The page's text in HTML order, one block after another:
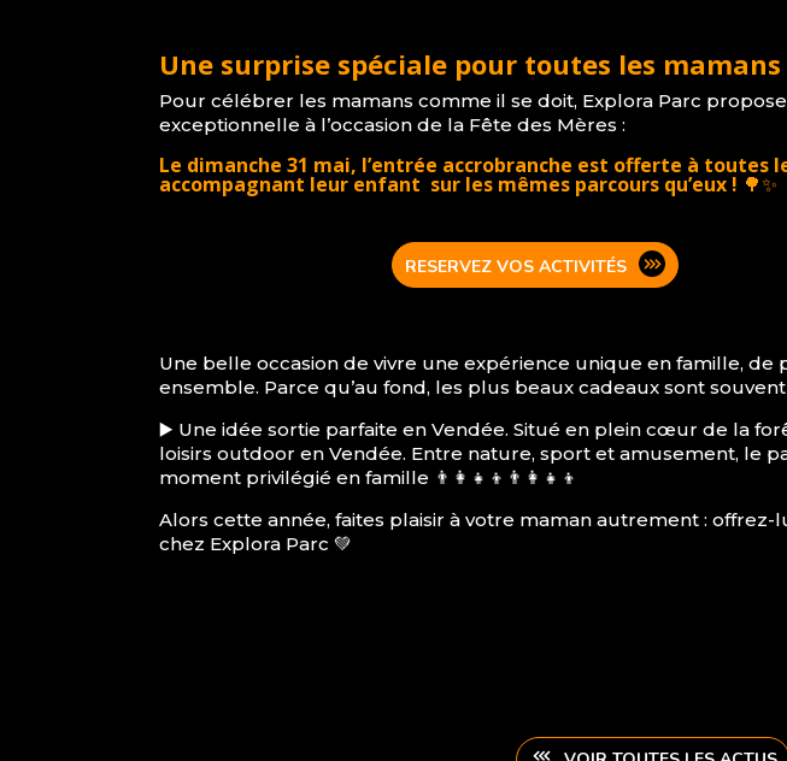
Une surprise spéciale pour toutes les mamans
Pour célébrer les mamans comme il se doit, Explora Parc
exceptionnelle à l’occasion de la Fête des Mères :
Le dimanche 31 mai, l’entrée accrobranche est offerte à toutes
accompagnant leur enfant sur les mêmes parcours qu’eux ! 🌳✨
RESERVEZ VOS ACTIVITÉS
Une belle occasion de vivre une expérience unique en famille,
ensemble. Parce qu’au fond, les plus beaux cadeaux sont
▶️ Une idée sortie parfaite en Vendée. Situé en plein cœur de la
loisirs outdoor en Vendée. Entre nature, sport et amusement, le
moment privilégié en famille 👨‍👩‍👧‍👦👨‍👩‍👧‍👦
Alors cette année, faites plaisir à votre maman autrement :
chez Explora Parc 💚